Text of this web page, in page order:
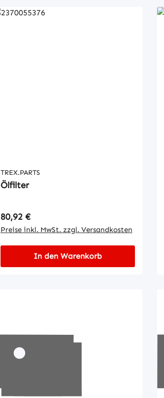
TREX.PARTS
Ölfilter
Regulärer Preis:
80,92 €
Preise inkl. MwSt. zzgl. Versandkosten
In den Warenkorb